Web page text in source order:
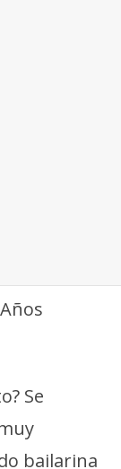
Se
bailarina